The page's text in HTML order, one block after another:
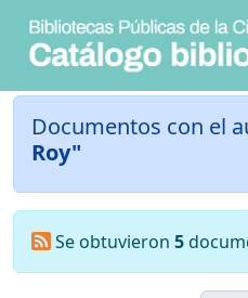
Documentos con el
Roy"
Se obtuvieron 5